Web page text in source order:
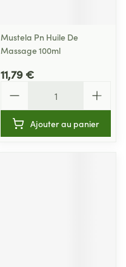
Mustela Pn Huile De
Massage 100ml
11,79 €
Ajouter au panier